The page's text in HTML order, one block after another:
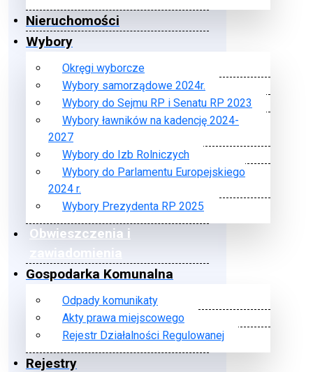
Nieruchomości
Wybory
Okręgi wyborcze
Wybory samorządowe 2024r.
Wybory do Sejmu RP i Senatu RP 2023
Wybory ławników na kadencję 2024-
2027
Wybory do Izb Rolniczych
Wybory do Parlamentu Europejskiego
2024 r.
Wybory Prezydenta RP 2025
Obwieszczenia i
zawiadomienia
Gospodarka Komunalna
Odpady komunikaty
Akty prawa miejscowego
Rejestr Działalności Regulowanej
Rejestry